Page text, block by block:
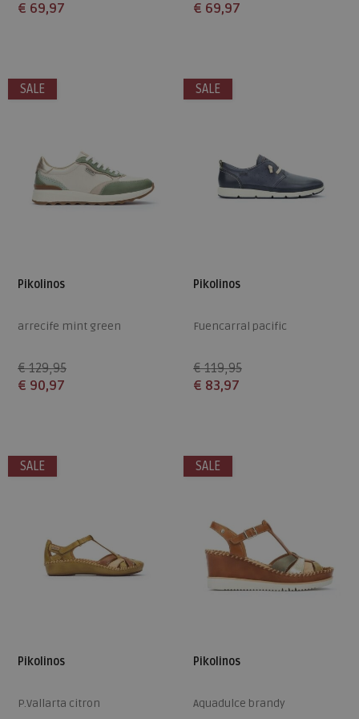
€ 69,97 € 69,97
SALE
Pikolinos
arrecife mint green
€ 129,95
€ 90,97
SALE
Pikolinos
Fuencarral pacific
€ 119,95
€ 83,97
SALE
Pikolinos
P.Vallarta citron
SALE
Pikolinos
Aquadulce brandy